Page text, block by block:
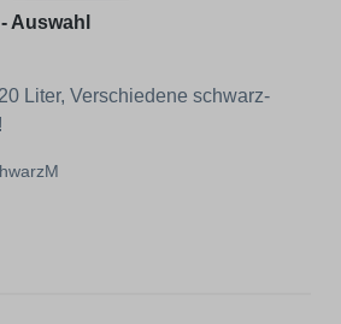
Auswahl
Liter, Verschiedene schwarz-